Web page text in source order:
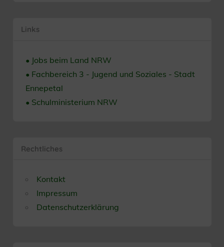
Links
• Jobs beim Land NRW
• Fachbereich 3 - Jugend und Soziales - Stadt
Ennepetal
• Schulministerium NRW
Rechtliches
Kontakt
Impressum
Datenschutzerklärung